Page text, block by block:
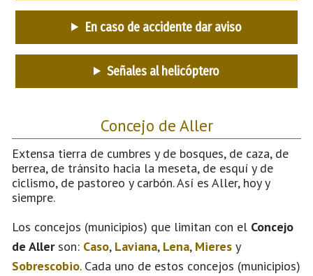
En caso de accidente dar aviso
Señales al helicóptero
Concejo de Aller
Extensa tierra de cumbres y de bosques, de caza, de
berrea, de tránsito hacia la meseta, de esquí y de
ciclismo, de pastoreo y carbón. Así es Aller, hoy y
siempre.
Los concejos (municipios) que limitan con el Concejo
de Allerson: Caso, Laviana, Lena, Mieres y
Sobrescobio. Cada uno de estos concejos (municipios)